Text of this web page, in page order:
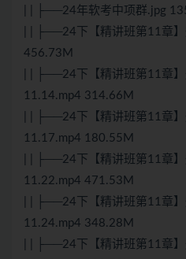
| | ├──24年软考中项群.jpg
| | ├──24下【精讲班第11章
456.73M
| | ├──24下【精讲班第11章
11.14.mp4 314.66M
| | ├──24下【精讲班第11章
11.17.mp4 180.55M
| | ├──24下【精讲班第11章
11.22.mp4 471.53M
| | ├──24下【精讲班第11章
11.24.mp4 348.28M
| | ├──24下【精讲班第11章